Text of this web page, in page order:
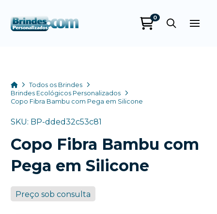
0
HomeTodos os Brindes
Brindes Ecológicos Personalizados
Copo Fibra Bambu com Pega em Silicone
SKU: BP-dded32c53c81
Copo Fibra Bambu com
Pega em Silicone
Preço sob consulta
+55